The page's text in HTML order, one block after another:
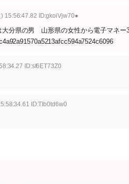
15:56:47.82 ID:gkoiVjw70●
分県の男 山形県の女性から電子マネー
ID:sf6ET73Z0
ID:TIb0td6w0